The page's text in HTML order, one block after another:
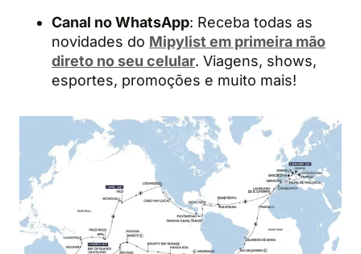
Canal noWhatsApp: Receba todas as
novidades do Mipylist em primeira mão
direto no seu celular. Viagens, shows,
esportes, promoções e muito mais!